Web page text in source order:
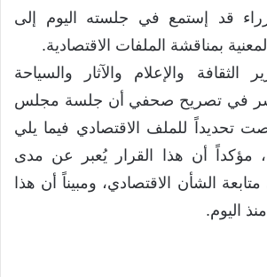
قد إستمع في جلسته اليوم إلى
بمناقشة الملفات الاقتصادية.
الثقافة والإعلام والآثار والسياحة
في تصريح صحفي أن جلسة مجلس
تحديداً للملف الاقتصادي فيما يلي
مؤكداً أن هذا القرار يُعبر عن مدى
الشأن الاقتصادي، ومبيناً أن هذا
اليوم.